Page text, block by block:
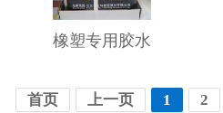
橡塑专用胶水
首页 上一页 1 2